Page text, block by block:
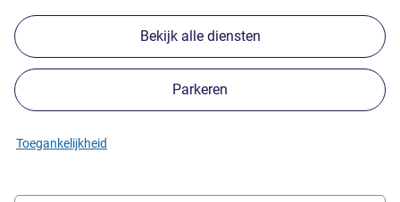
Bekijk alle diensten
Parkeren
Toegankelijkheid